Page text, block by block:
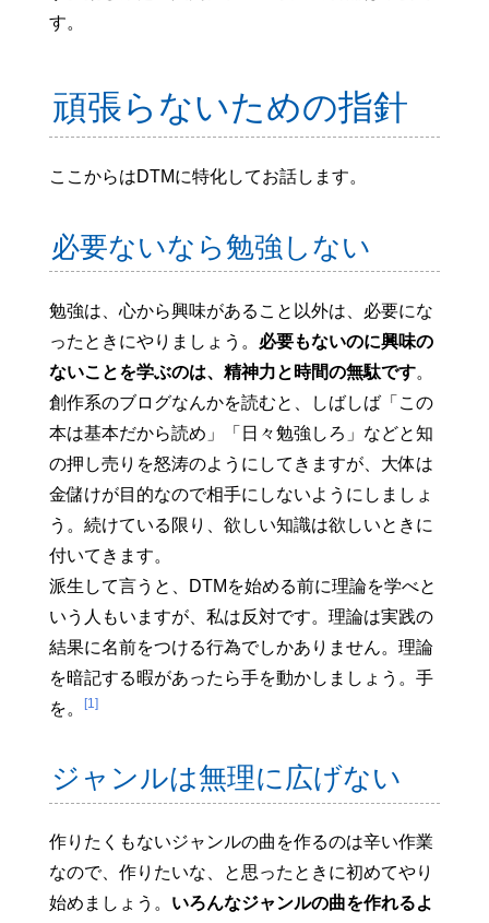
す。
頑張らないための指針
ここからはDTMに特化してお話します。
必要ないなら勉強しない
勉強は、心から興味があること以外は、必要にな
ったときにやりましょう。 必要もないのに興味の
ないことを学ぶのは、精神力と時間の無駄です。
創作系のブログなんかを読むと、しばしば「この
本は基本だから読め」「日々勉強しろ」などと知
の押し売りを怒涛のようにしてきますが、大体は
金儲けが目的なので相手にしないようにしましょ
う。続けている限り、欲しい知識は欲しいときに
付いてきます。
派生して言うと、DTMを始める前に理論を学べと
いう人もいますが、私は反対です。理論は実践の
結果に名前をつける行為でしかありません。理論
を暗記する暇があったら手を動かしましょう。手
を。
[1]
ジャンルは無理に広げない
作りたくもないジャンルの曲を作るのは辛い作業
なので、作りたいな、と思ったときに初めてやり
始めましょう。 いろんなジャンルの曲を作れるよ